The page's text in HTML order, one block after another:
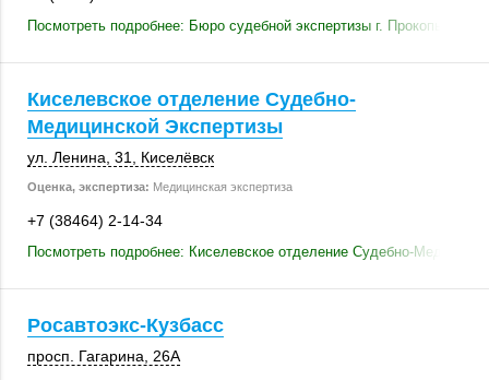
Посмотреть подробнее: Бюро судебной экспертизы г. Прокопьевска
Киселевское отделение Судебно-
Медицинской Экспертизы
ул. Ленина, 31 Киселёвск
Оценка, экспертиза: Медицинская экспертиза
+7 (38464) 2-14-34
Посмотреть подробнее: Киселевское отделение Судебно-
Росавтоэкс-Кузбасс
просп. Гагарина
26А